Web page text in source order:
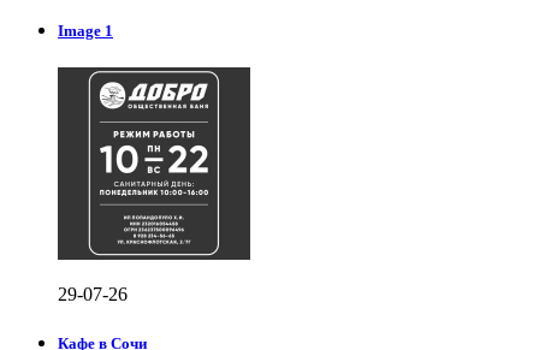
Image 1
29-07-26
Кафе в Сочи